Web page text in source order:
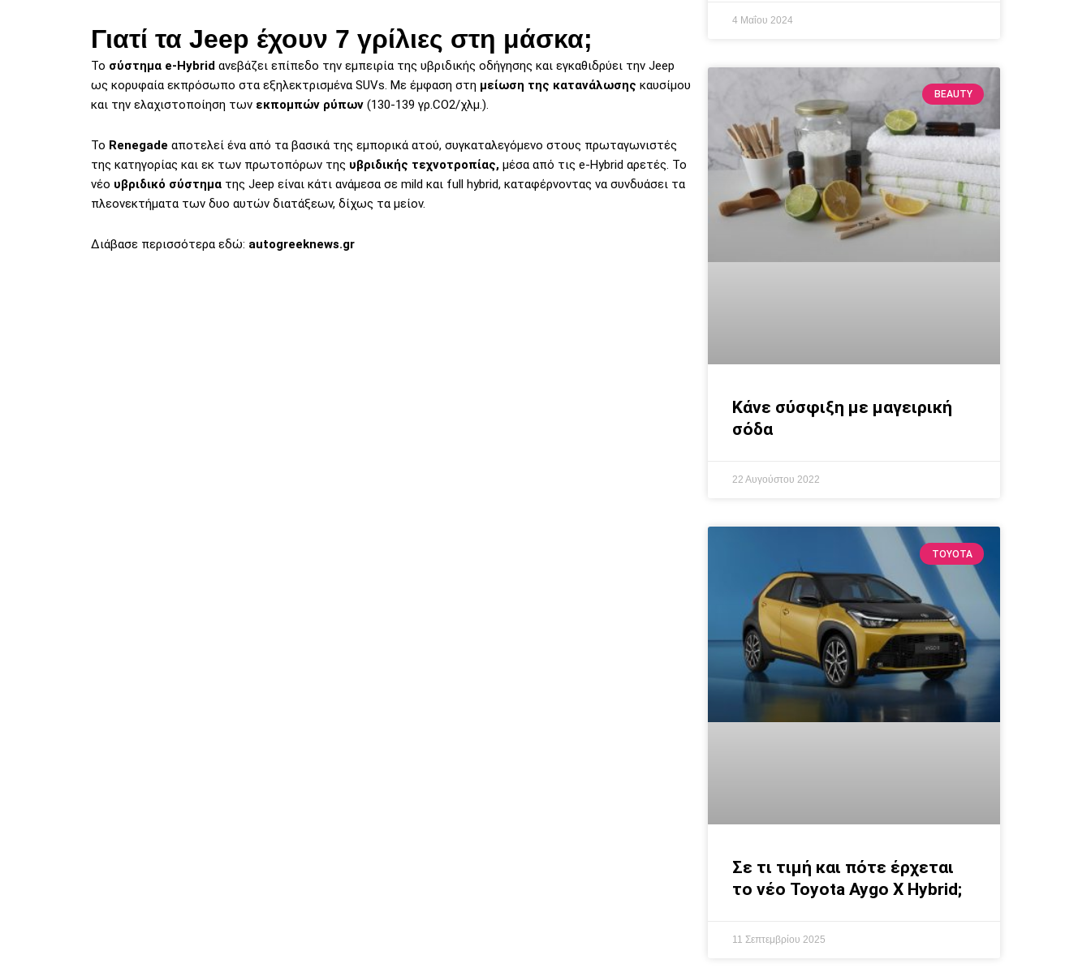
Γιατί τα Jeep έχουν 7 γρίλιες στη μάσκα;
Το σύστημα e-Hybrid ανεβάζει επίπεδο την εμπειρία της υβριδικής οδήγησης και εγκαθιδρύει την Jeep
ως κορυφαία εκπρόσωπο στα εξηλεκτρισμένα SUVs. Mε έμφαση στη μείωση της κατανάλωσης καυσίμου
και την ελαχιστοποίηση των εκπομπών ρύπων (130-139 γρ.CO2/χλμ.).
Το Renegade αποτελεί ένα από τα βασικά της εμπορικά ατού, συγκαταλεγόμενο στους πρωταγωνιστές
της κατηγορίας και εκ των πρωτοπόρων της υβριδικής τεχνοτροπίας, μέσα από τις e-Hybrid αρετές. Το
νέο υβριδικό σύστημα της Jeep είναι κάτι ανάμεσα σε mild και full hybrid, καταφέρνοντας να συνδυάσει τα
πλεονεκτήματα των δυο αυτών διατάξεων, δίχως τα μείον.
Διάβασε περισσότερα εδώ: autogreeknews.gr
4 Μαΐου 2024
BEAUTY
Κάνε σύσφιξη με μαγειρική
σόδα
22 Αυγούστου 2022
TOYOTA
Σε τι τιμή και πότε έρχεται
το νέο Toyota Aygo X Hybrid;
11 Σεπτεμβρίου 2025